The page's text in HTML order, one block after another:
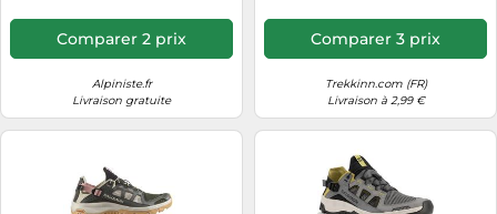
Comparer 2 prix
Alpiniste.fr
Livraison gratuite
Comparer 3 prix
Trekkinn.com (FR)
Livraison à 2,99 €